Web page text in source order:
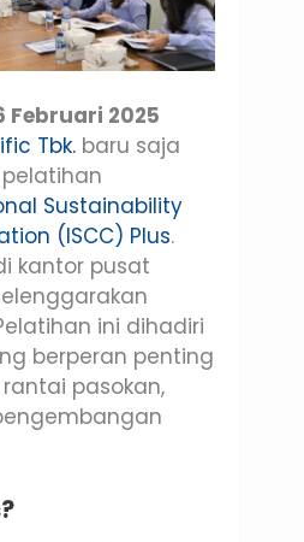
Februari 2025
Tbk. baru saja
Sustainability
(ISCC) Plus.
kantor pusat
ini dihadiri
berperan penting
pasokan,